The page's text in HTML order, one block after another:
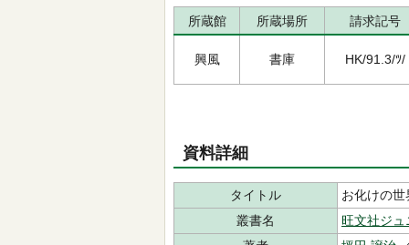
所蔵館 所蔵場所 請求記号
興風 書庫 HK/91.3/ﾂ/
資料詳細
タイトル
お化けの世
叢書名
旺文社ジ